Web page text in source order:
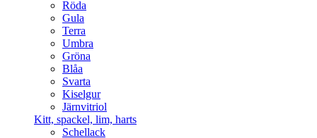
Röda
Gula
Terra
Umbra
Gröna
Blåa
Svarta
Kiselgur
Järnvitriol
Kitt, spackel, lim, harts
Schellack